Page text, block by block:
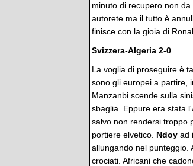
minuto di recupero non
autorete ma il tutto è
finisce con la gioia di
Svizzera-Algeria 2-0
La voglia di proseguire è
sono gli europei a partire,
Manzanbi scende sulla
sbaglia. Eppure era stata
salvo non rendersi troppo
portiere elvetico. Ndoy ad
allungando nel punteggio.
crociati. Africani che